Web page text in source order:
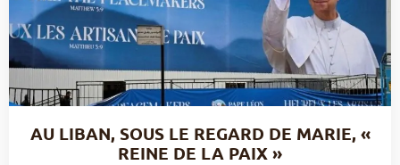
AU LIBAN, SOUS LE REGARD DE MARIE, «
REINE DE LA PAIX »